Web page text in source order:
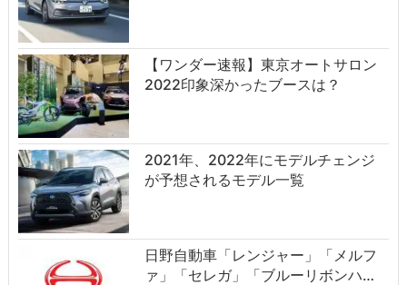
【ワンダー速報】東京オートサロン
2022印象深かったブースは？
2021年、2022年にモデルチェンジ
が予想されるモデル一覧
日野自動車「レンジャー」「メルフ
ァ」「セレガ」「ブルーリボンハ…